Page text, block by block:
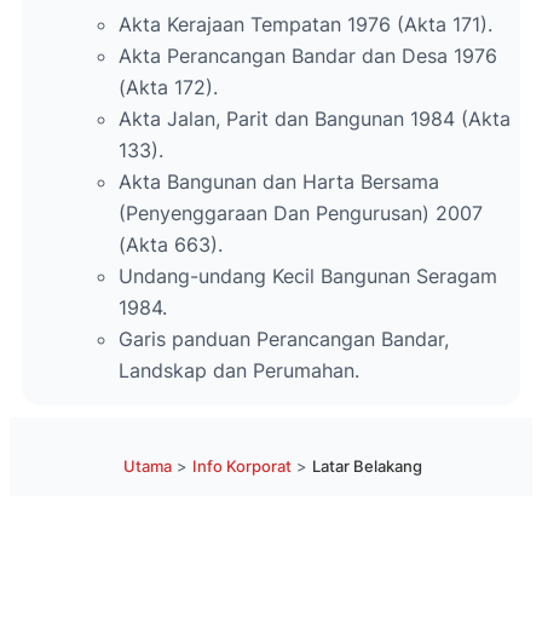
Akta Kerajaan Tempatan 1976 (Akta 171).
Akta Perancangan Bandar dan Desa 1976
(Akta 172).
Akta Jalan, Parit dan Bangunan 1984 (Akta
133).
Akta Bangunan dan Harta Bersama
(Penyenggaraan Dan Pengurusan) 2007
(Akta 663).
Undang-undang Kecil Bangunan Seragam
1984.
Garis panduan Perancangan Bandar,
Landskap dan Perumahan.
Utama > Info Korporat > Latar Belakang